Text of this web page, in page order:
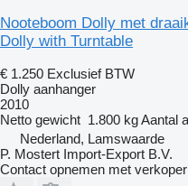
Nooteboom Dolly met
Dolly with Turntable
€ 1.250 Exclusief BTW
Dolly aanhanger
2010
Netto gewicht 1.800 kgAantal
Nederland, Lamswaarde
P. Mostert Import-Export B.V.
Contact opnemen met verkoper